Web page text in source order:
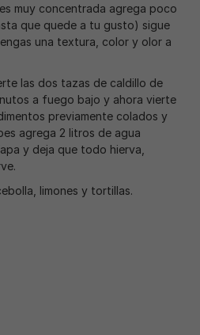
muy concentrada agrega poco
que quede a tu gusto) sigue
una textura, color y olor a
las dos tazas de caldillo de
a fuego bajo y ahora vierte
previamente colados y
agrega 2 litros de agua
y deja que todo hierva,
limones y tortillas.